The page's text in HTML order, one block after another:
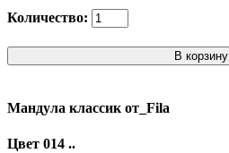
Количество:
В корзину
Мандула классик от_Fila
Цвет 014 ..